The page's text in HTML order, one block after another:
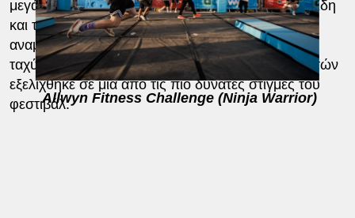
Allwyn Fitness Challenge (Ninja Warrior)
μεγάλο τελικό της Κυριακής, με τον Σάκη Τανιμανίδη
και τη Χριστίνα Μπόμπα να δίνουν τον παλμό της
αναμέτρησης. Ο αγώνας αντοχής, ισορροπίας,
ταχύτητας και δύναμης για την ανάδειξη των νικητών
εξελίχθηκε σε μία από τις πιο δυνατές στιγμές του
φεστιβάλ.